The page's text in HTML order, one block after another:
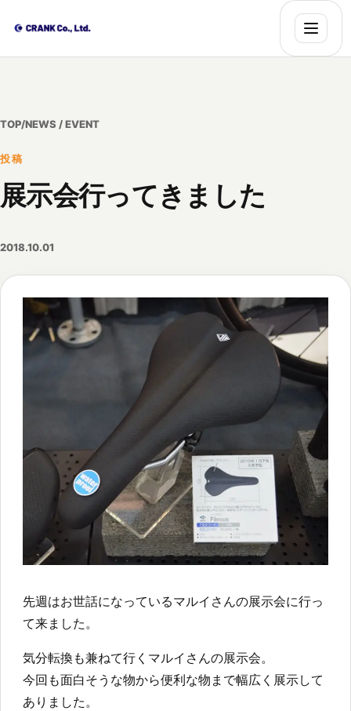
TOP/NEWS / EVENT
投稿
展示会行ってきました
2018.10.01
先週はお世話になっているマルイさんの展示会に行っ
て来ました。
気分転換も兼ねて行くマルイさんの展示会。
今回も面白そうな物から便利な物まで幅広く展示して
ありました。